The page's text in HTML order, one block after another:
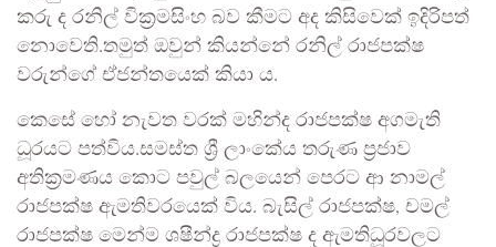
කරු ද රනිල් වික්‍රමසිංහ බව කීමට අද කිසිවෙක් ඉදිරිපත්
නොවෙති.තමුත් ඔවුන් කියන්නේ රනිල් රාජපක්ෂ
වරුන්ගේ ඒජන්තයෙක් කියා ය.
කෙසේ හෝ නැවත වරක් මහින්ද රාජපක්ෂ අගමැති
ධූරයට පත්විය.සමස්ත ශ්‍රී ලාංකේය තරුණ ප්‍රජාව
අතික්‍රමණය කොට පවුල් බලයෙන් පෙරට ආ නාමල්
රාජපක්ෂ ඇමතිවරයෙක් විය. බැසිල් රාජපක්ෂ, චමල්
රාජපක්ෂ මෙන්ම ශෂීන්ද්‍ර රාජපක්ෂ ද ඇමතිධූරවලට